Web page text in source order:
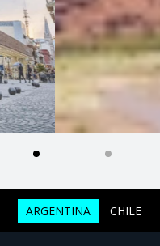
ARGENTINA CHILE